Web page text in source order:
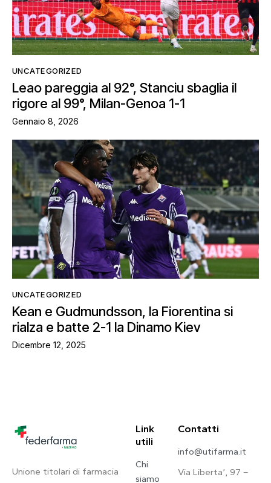
UNCATEGORIZED
Leao pareggia al 92°, Stanciu sbaglia il
rigore al 99°, Milan-Genoa 1-1
Gennaio 8, 2026
UNCATEGORIZED
Kean e Gudmundsson, la Fiorentina si
rialza e batte 2-1 la Dinamo Kiev
Dicembre 12, 2025
Unione titolari di farmacia
Link
utili
Chi
siamo
Contatti
info@utifarma.it
Via Liberta’, 97 –